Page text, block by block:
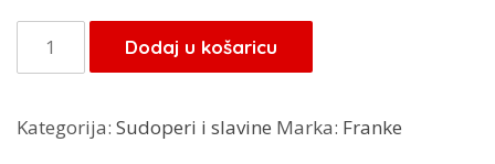
Franke
slavina
115.0547.852
Dodaj u košaricu
Kategorija: Sudoperi i slavine Marka: Franke